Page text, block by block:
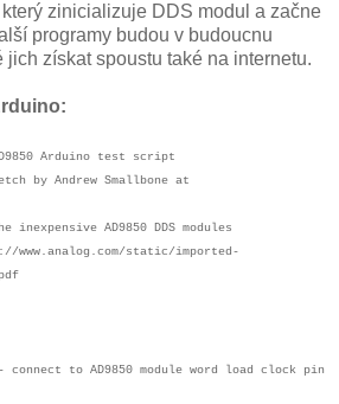
zinicializuje DDS modul a začne
programy budou v budoucnu
jich získat spoustu také na internetu.
Arduino test script
by Andrew Smallbone at
AD9850 DDS modules
www.analog.com/static/imported-
to AD9850 module word load clock pin